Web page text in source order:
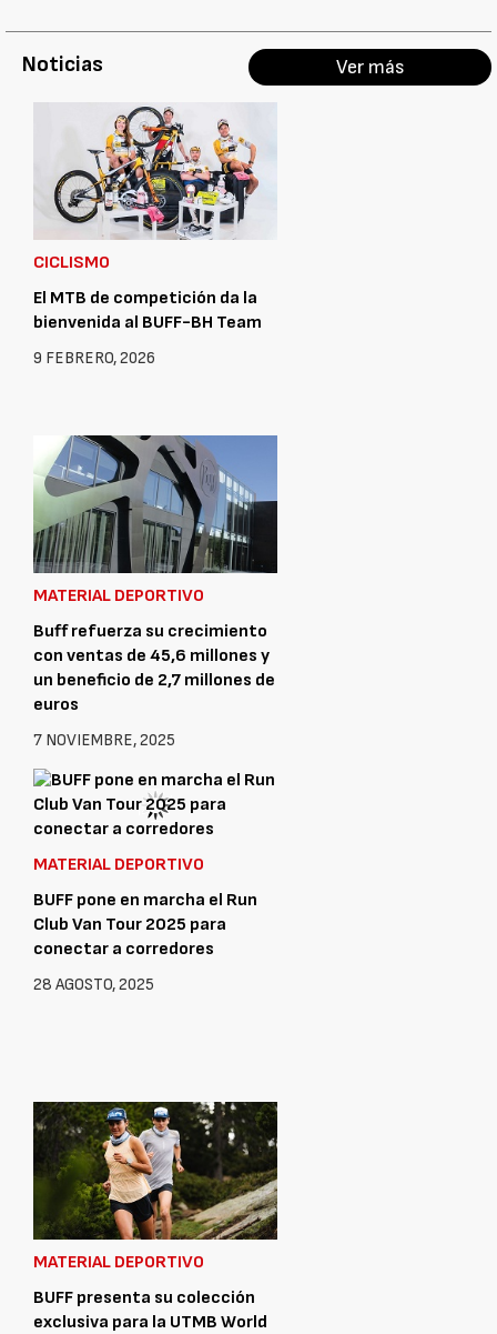
Noticias Ver más
CICLISMO
El MTB de competición da la
bienvenida al BUFF-BH Team
9 FEBRERO, 2026
MATERIAL DEPORTIVO
Buff refuerza su crecimiento
con ventas de 45,6 millones y
un beneficio de 2,7 millones de
euros
7 NOVIEMBRE, 2025
MATERIAL DEPORTIVO
BUFF pone en marcha el Run
Club Van Tour 2025 para
conectar a corredores
28 AGOSTO, 2025
MATERIAL DEPORTIVO
BUFF presenta su colección
exclusiva para la UTMB World